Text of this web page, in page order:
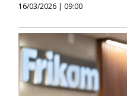
16/03/2026 | 09:00